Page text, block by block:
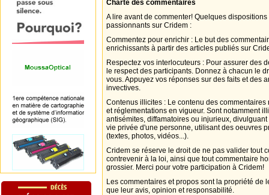
Charte des commentaires
A lire avant de commenter! Quelques
passionnants sur Cridem :
Commentez pour enrichir : Le but des
enrichissants à partir des articles publiés sur
Respectez vos interlocuteurs : Pour assurer des
le respect des participants. Donnez à chacun le
vous. Appuyez vos réponses sur des faits et des
invectives.
Contenus illicites : Le contenu des
et réglementations en vigueur. Sont notamment
antisémites, diffamatoires ou injurieux,
vie privée d'une personne, utilisant des oeuvres
(textes, photos, vidéos...).
Cridem se réserve le droit de ne pas valider tout
contrevenir à la loi, ainsi que tout commentaire
grossier. Merci pour votre participation à Cridem!
Les commentaires et propos sont la propriété de
que leur avis, opinion et responsabilité.